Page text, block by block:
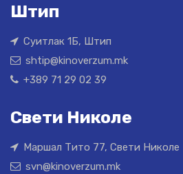
Штип
Суитлак 1Б, Штип
shtip@kinoverzum.mk
+389 71 29 02 39
Свети Николе
Маршал Тито 77, Свети Николе
svn@kinoverzum.mk